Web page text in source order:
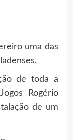
uma das
de toda a
Rogério
de um